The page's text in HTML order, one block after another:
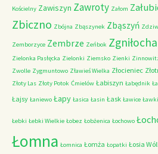
Kościelny Zawiszyn Zawroty Załom
Zbiczno Zbójna Zbąszynek Zbąszyń
Zemborzyce Zembrze Zeńbok Zgniłocha
Zielonka Pasłęcka Zielonki Ziemsko Zienki
Zwolle Zygmuntowo Zławieś Wielka Złocieniec
Złoty Las Złoty Potok Ćmielów Łabiszyn Łabędnik
Łajsy Łaniewo Łapy Łasica Łasin Łask Ławice Ławki
Łebki Łebki Wielkie Łobez Łobżenica Łochowo
Łomna Łomnica Łomża Łopatki Łosia